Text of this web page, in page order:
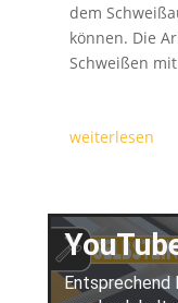
dem
können. Die
Schweißen
weiterlesen